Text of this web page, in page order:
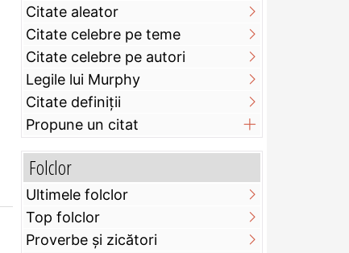
Citate aleator
Citate celebre pe teme
Citate celebre pe autori
Legile lui Murphy
Citate definiţii
Propune un citat
Folclor
Ultimele folclor
Top folclor
Proverbe și zicători